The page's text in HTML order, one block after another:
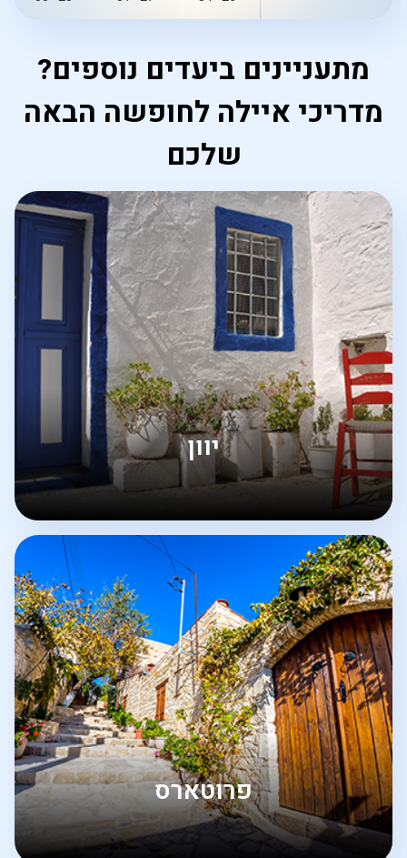
מתעניינים ביעדים נוספים?
מדריכי איילה לחופשה הבאה
שלכם
יוון
פרוטארס